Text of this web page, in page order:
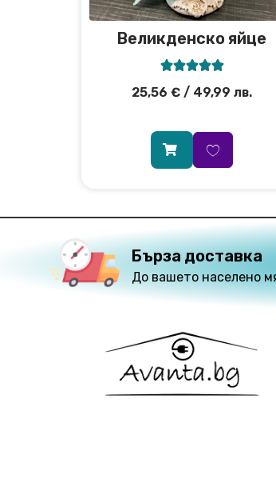
Великденско яйце

25,56€ / 49,99 лв.
Бърза доставка
До вашето населено